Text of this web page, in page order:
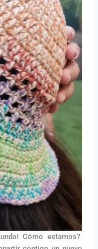
Cómo estamos?